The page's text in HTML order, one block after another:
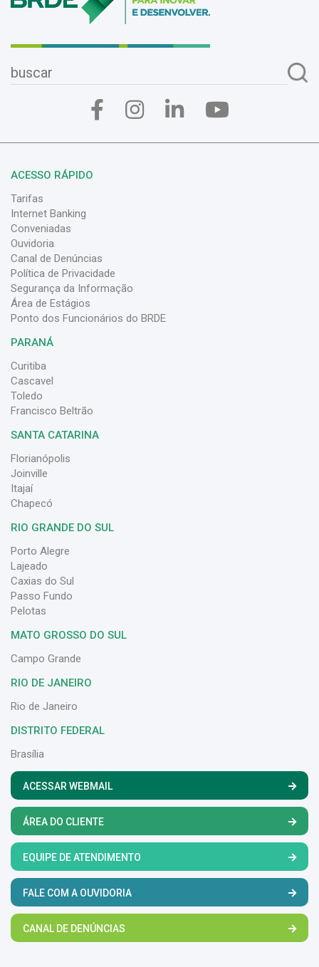
ACESSO RÁPIDO
Tarifas
Internet Banking
Conveniadas
Ouvidoria
Canal de Denúncias
Política de Privacidade
Segurança da Informação
Área de Estágios
Ponto dos Funcionários do BRDE
PARANÁ
Curitiba
Cascavel
Toledo
Francisco Beltrão
SANTA CATARINA
Florianópolis
Joinville
Itajaí
Chapecó
RIO GRANDE DO SUL
Porto Alegre
Lajeado
Caxias do Sul
Passo Fundo
Pelotas
MATO GROSSO DO SUL
Campo Grande
RIO DE JANEIRO
Rio de Janeiro
DISTRITO FEDERAL
Brasília
ACESSAR WEBMAIL
ÁREA DO CLIENTE
EQUIPE DE ATENDIMENTO
FALE COM A OUVIDORIA
CANAL DE DENÚNCIAS